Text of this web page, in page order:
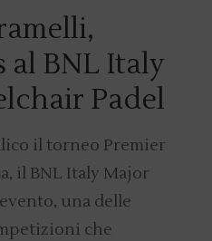
al BNL Italy
Padel
il torneo Premier
il BNL Italy Major
una delle
che